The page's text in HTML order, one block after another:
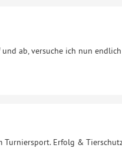
ab, versuche ich nun
Turniersport. Erfolg &